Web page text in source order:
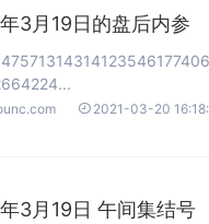
3月19日的盘后内参
 2021-03-20
3月19日 午间集结号